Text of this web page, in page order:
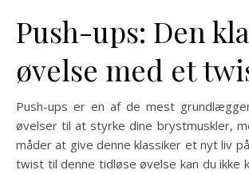
Push-ups: Den
øvelse med et
Push-ups er en af de mest
øvelser til at styrke dine brystmuskler,
måder at give denne klassiker et nyt liv
twist til denne tidløse øvelse kan du ikke